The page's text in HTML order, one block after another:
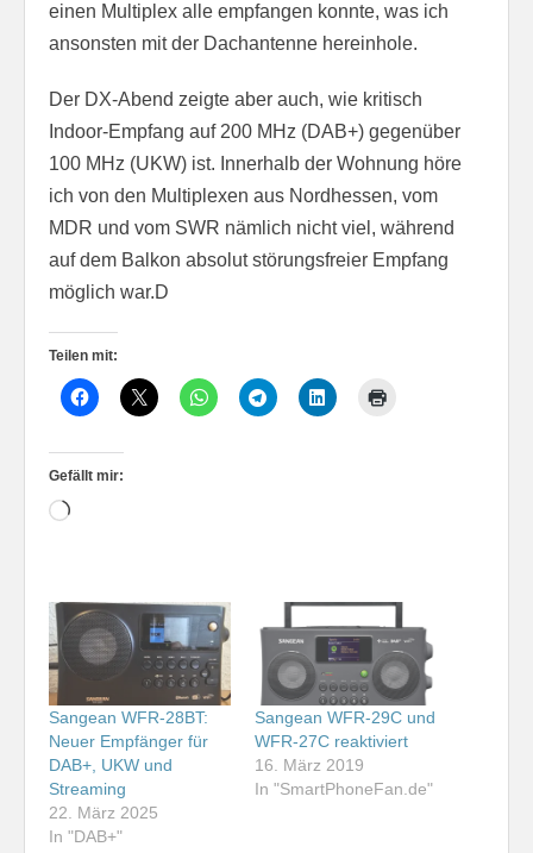
einen Multiplex alle empfangen konnte, was ich
ansonsten mit der Dachantenne hereinhole.
Der DX-Abend zeigte aber auch, wie kritisch
Indoor-Empfang auf 200 MHz (DAB+) gegenüber
100 MHz (UKW) ist. Innerhalb der Wohnung höre
ich von den Multiplexen aus Nordhessen, vom
MDR und vom SWR nämlich nicht viel, während
auf dem Balkon absolut störungsfreier Empfang
möglich war.D
Teilen mit:
Gefällt mir:
Wird
Sangean WFR-28BT:
Neuer Empfänger für
DAB+, UKW und
Streaming
22. März 2025
In "DAB+"
Sangean WFR-29C und
WFR-27C reaktiviert
16. März 2019
In "SmartPhoneFan.de"